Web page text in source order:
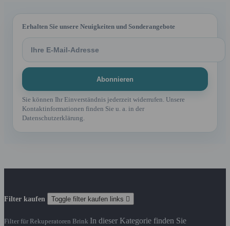
Erhalten Sie unsere Neuigkeiten und Sonderangebote
Sie können Ihr Einverständnis jederzeit widerrufen. Unsere
Kontaktinformationen finden Sie u. a. in der
Datenschutzerklärung.
Filter kaufen Toggle filter kaufen links 
Filter für Rekuperatoren Brink In dieser Kategorie finden Sie